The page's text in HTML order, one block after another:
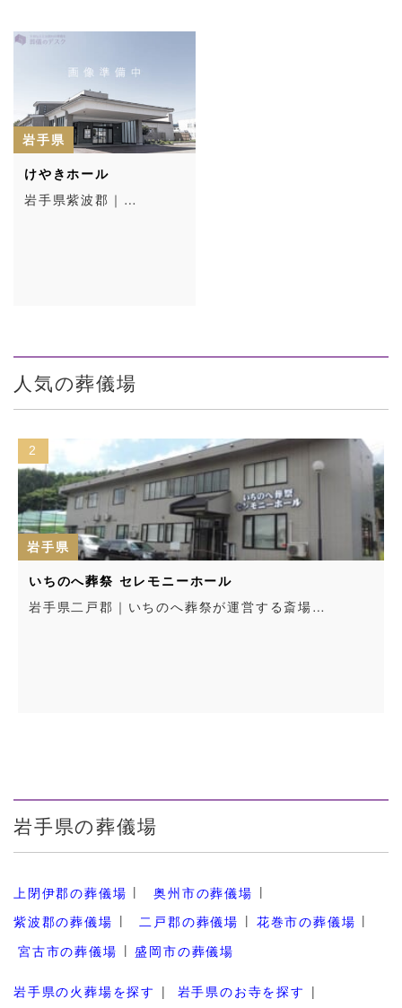
岩手県
けやきホール
岩手県紫波郡｜…
人気の葬儀場
2
岩手県
いちのへ葬祭 セレモニーホール
岩手県二戸郡｜いちのへ葬祭が運営する斎場…
岩手県の葬儀場
上閉伊郡の葬儀場
奥州市の葬儀場
紫波郡の葬儀場
二戸郡の葬儀場
花巻市の葬儀場
宮古市の葬儀場
盛岡市の葬儀場
岩手県の火葬場を探す
岩手県のお寺を探す